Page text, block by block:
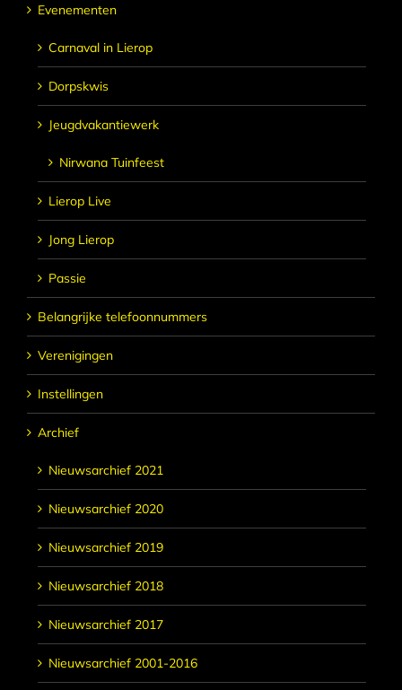
Evenementen
Carnaval in Lierop
Dorpskwis
Jeugdvakantiewerk
Nirwana Tuinfeest
Lierop Live
Jong Lierop
Passie
Belangrijke telefoonnummers
Verenigingen
Instellingen
Archief
Nieuwsarchief 2021
Nieuwsarchief 2020
Nieuwsarchief 2019
Nieuwsarchief 2018
Nieuwsarchief 2017
Nieuwsarchief 2001-2016